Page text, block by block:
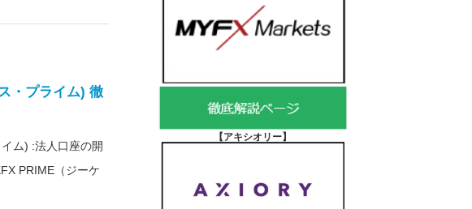
・プライム) 徹
ム) :法人口座の開
PRIME（ジーケ
【アキシオリー】